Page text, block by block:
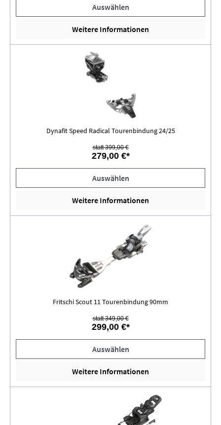
Auswählen
Weitere Informationen
Dynafit Speed Radical Tourenbindung 24/25
statt 399,00 €
279,00 €*
Auswählen
Weitere Informationen
Fritschi Scout 11 Tourenbindung 90mm
statt 349,00 €
299,00 €*
Auswählen
Weitere Informationen